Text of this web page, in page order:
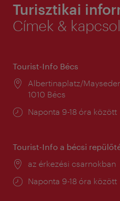
Turisztikai
Címek &
Tourist-Info Bécs
Helyszín:
Albertinaplatz/
1010 Bécs
Nyitva
Naponta 9-18 óra között
Tourist-Info a bécsi
Helyszín:
az érkezési csarnokban
Nyitva
Naponta 9-18 óra között